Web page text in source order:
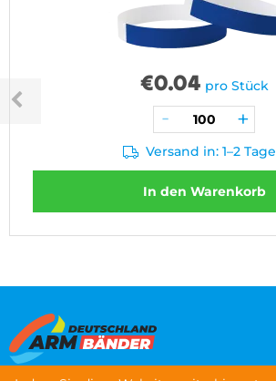
€0.04 pro Stück
Versand in: 1–2
In den Warenkorb